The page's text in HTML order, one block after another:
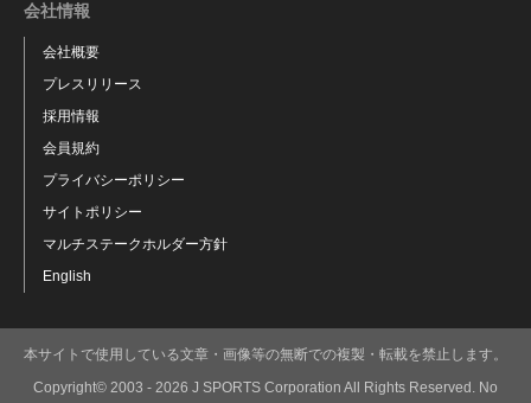
会社情報
会社概要
プレスリリース
採用情報
会員規約
プライバシーポリシー
サイトポリシー
マルチステークホルダー方針
English
本サイトで使用している文章・画像等の無断での複製・転載を禁止します。
Copyright© 2003 - 2026 J SPORTS Corporation All Rights Reserved. No